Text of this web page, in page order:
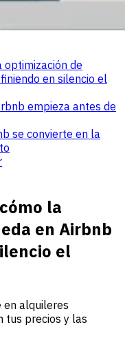
optimización de
en silencio el
empieza antes de
se convierte en la
la
en Airbnb
el
en alquileres
tus precios y las